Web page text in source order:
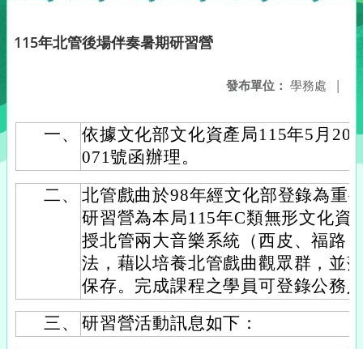
115年北管後場伴奏暑期研習營
發布單位： 學務處 |
一、
依據文化部文化資產局115年5月20
071號函辦理。
二、
北管戲曲於98年經文化部登錄為重
研習營為本局115年C類無形文化資
授北管兩大音樂系統（西皮、福路
法，藉以培養北管戲曲觀眾群，並
保存。完成課程之學員可登錄公務
三、
研習營活動訊息如下：